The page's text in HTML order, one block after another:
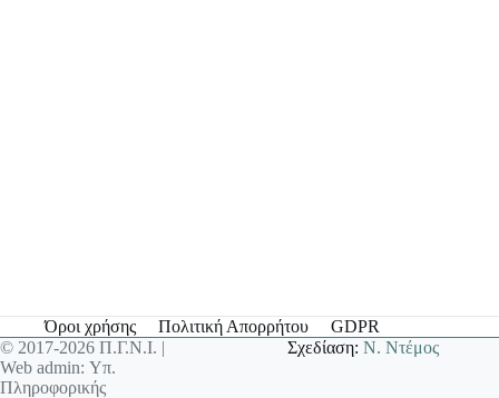
Όροι χρήσης Πολιτική Απορρήτου
GDPR
© 2017-2026 Π.Γ.Ν.Ι. |
Web admin: Υπ.
Πληροφορικής
Σχεδίαση:Ν. Ντέμος